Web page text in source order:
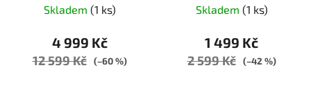
podnoží
Skladem (1 ks)
4 999 Kč
12 599 Kč (–60 %)
Skladem (1 ks)
1 499 Kč
2 599 Kč (–42 %)